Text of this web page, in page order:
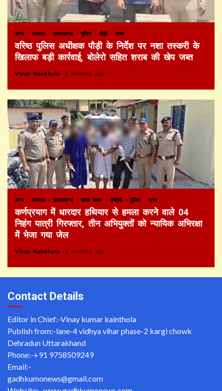
अन्य अपराध उत्तराखण्ड पुलिस पौड़ी राज्य
वरिष्ठ पुलिस अधीक्षक पौड़ी के निर्देश पर नशा तस्करी के
खिलाफ बड़ी कार्रवाई, बोलेरो सहित शराब की खेप जब्त
Vinay Kainthola 2 months ago
अन्य अपराध उत्तराखण्ड खास खबर चमोली पुलिस राज्य
कर्णप्रयाग में धारदार हथियार से हमला करने वाले 04
निहंग यात्री गिरफ्तार, तीन अभियुक्तों को न्यायिक अभिरक्षा
में भेजा गया जेल
Vinay Kainthola 2 months ago
Contact Details
Editor in Chief:-Vinay kumar kainthola
Publish from:-lane-4 vidhya vihar phase-2 kargi chowk
Dehradun Uttarakhand
Phone:-+91 9758509249
Email:-
gadhkumonews@gmail.com